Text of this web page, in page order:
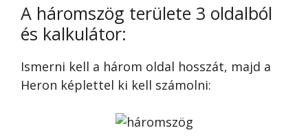
A háromszög területe 3 oldalból
és kalkulátor:
Ismerni kell a három oldal hosszát, majd a
Heron képlettel ki kell számolni: